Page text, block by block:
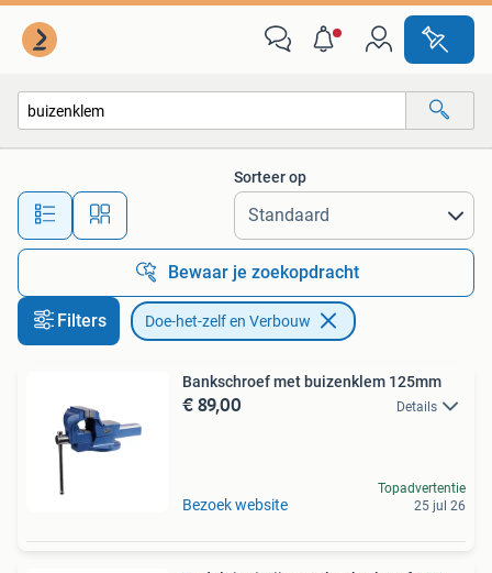
Alle afstanden…
Sorteer op
Bewaar je zoekopdracht
Filters Doe-het-zelf en Verbouw
Bankschroef met buizenklem 125mm
€ 89,00 Details
Bezoek website
Topadvertentie
25 jul 26